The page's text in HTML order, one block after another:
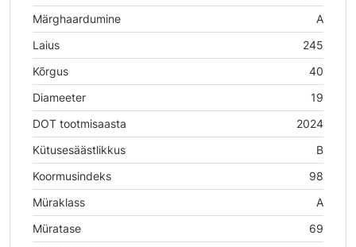
Märghaardumine
A
Laius
245
Kõrgus
40
Diameeter
19
DOT tootmisaasta
2024
Kütusesäästlikkus
B
Koormusindeks
98
Müraklass
A
Müratase
69